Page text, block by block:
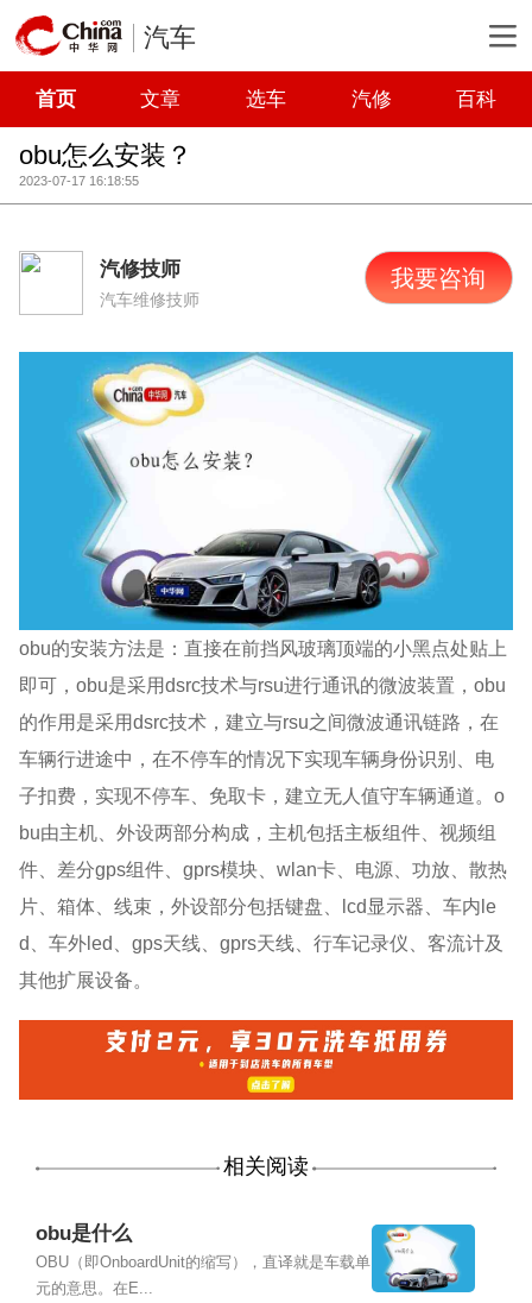
汽车
首页 文章 选车 汽修 百科
obu怎么安装？
2023-07-17 16:18:55
汽修技师
汽车维修技师
我要咨询
obu的安装方法是：直接在前挡风玻璃顶端的小黑点处贴上
即可，obu是采用dsrc技术与rsu进行通讯的微波装置，obu
的作用是采用dsrc技术，建立与rsu之间微波通讯链路，在
车辆行进途中，在不停车的情况下实现车辆身份识别、电
子扣费，实现不停车、免取卡，建立无人值守车辆通道。o
bu由主机、外设两部分构成，主机包括主板组件、视频组
件、差分gps组件、gprs模块、wlan卡、电源、功放、散热
片、箱体、线束，外设部分包括键盘、lcd显示器、车内le
d、车外led、gps天线、gprs天线、行车记录仪、客流计及
其他扩展设备。
相关阅读
obu是什么
OBU（即OnboardUnit的缩写），直译就是车载单
元的意思。在E...